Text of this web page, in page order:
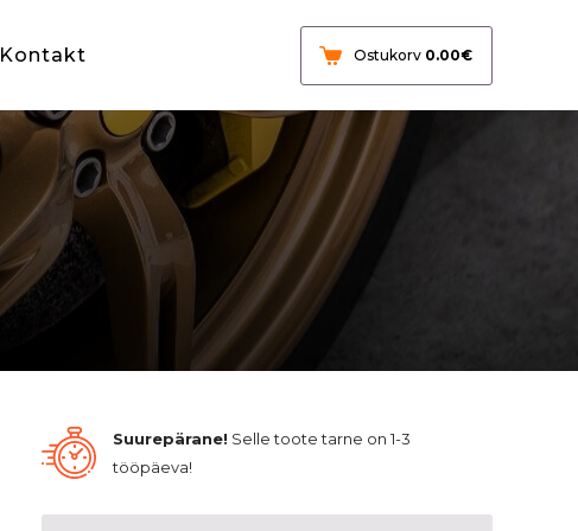
Kontakt Ostukorv 0.00€
Suurepärane! Selle toote tarne on 1-3
tööpäeva!